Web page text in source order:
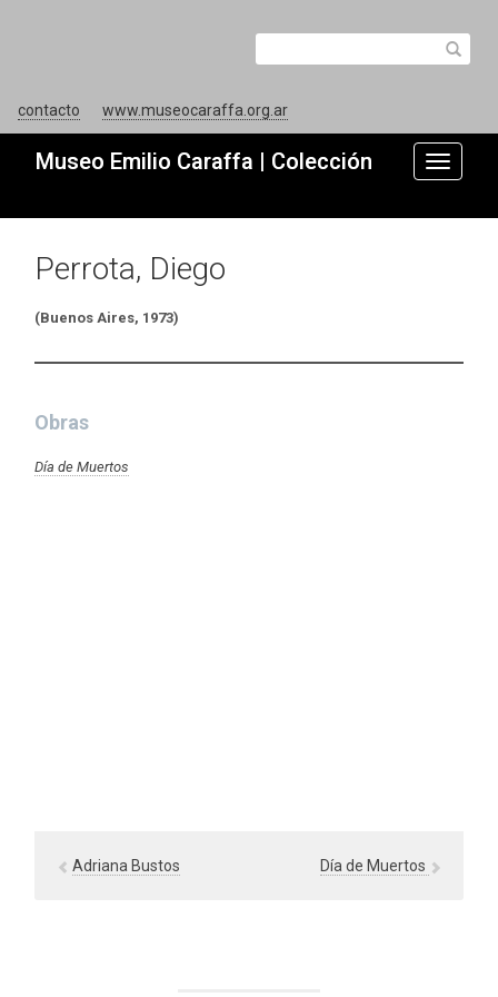
contacto www.museocaraffa.org.ar
Toggle
Museo Emilio Caraffa | Colección
Perrota, Diego
(Buenos Aires, 1973)
Obras
Día de Muertos
Adriana Bustos Día de Muertos